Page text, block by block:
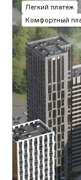
Легкий платеж
Комфортный